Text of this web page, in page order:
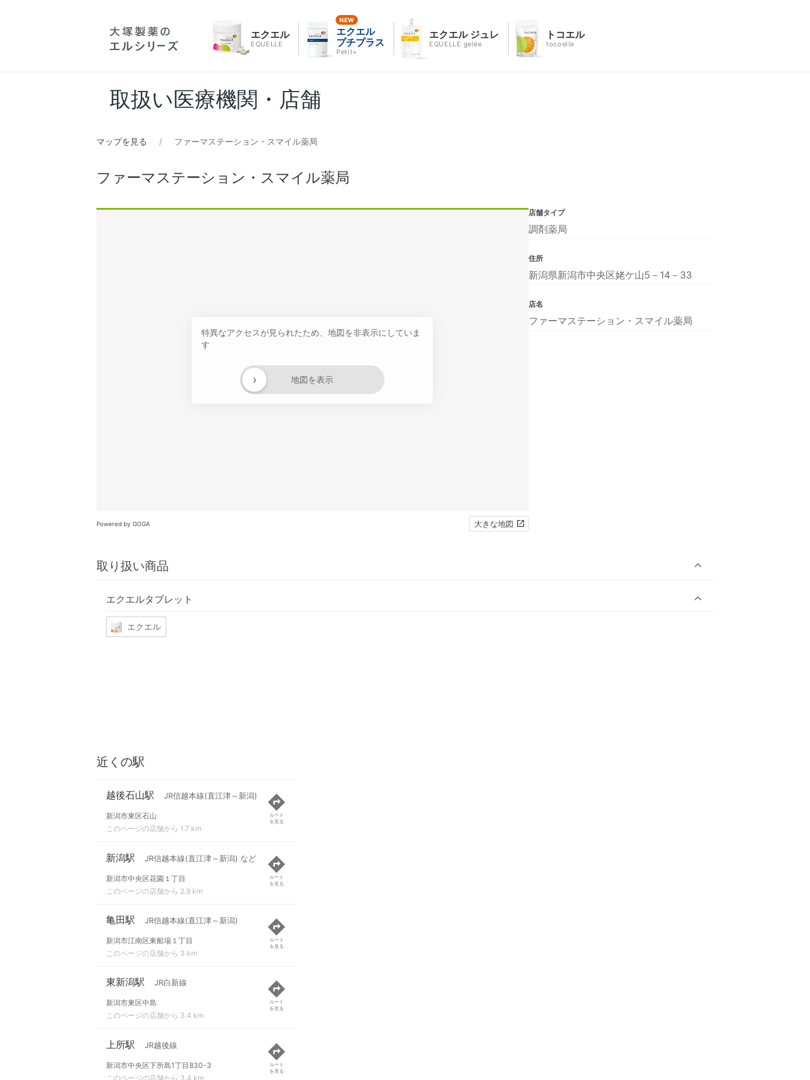
エクエル
EQUELLE
エクエル
プチプラス
Petit+
エクエル ジュレ
EQUELLE gelée
トコエル
tocoelle
取扱い医療機関・店舗
マップを見る ファーマステーション・スマイル薬局
ファーマステーション・スマイル薬局
特異なアクセスが見られたため、地図を非表示にしていま
す
地図を表示
›
Powered by GOGA 大きな地図
取り扱い商品
エクエルタブレット
エクエル
店舗タイプ
調剤薬局
住所
新潟県新潟市中央区姥ケ山5－14－33
店名
ファーマステーション・スマイル薬局
近くの駅
越後石山駅 JR信越本線(直江津～新潟)
新潟市東区石山
このページの店舗から 1.7 km
ルート
を見る
新潟駅 JR信越本線(直江津～新潟) など
新潟市中央区花園１丁目
このページの店舗から 2.9 km
ルート
を見る
亀田駅 JR信越本線(直江津～新潟)
新潟市江南区東船場１丁目
このページの店舗から 3 km
ルート
を見る
東新潟駅 JR白新線
新潟市東区中島
このページの店舗から 3.4 km
ルート
を見る
上所駅 JR越後線
新潟市中央区下所島1丁目830-3
このページの店舗から 3.4 km
ルート
を見る